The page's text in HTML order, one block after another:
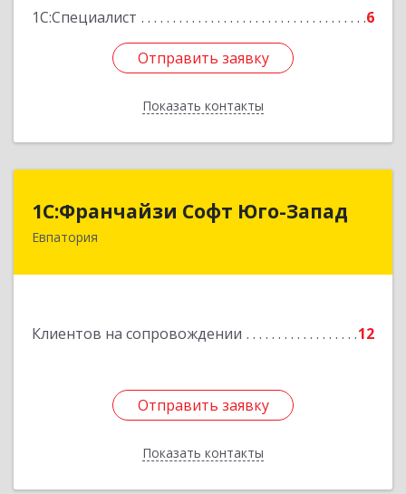
1С:Специалист
6
Отправить заявку
Показать контакты
Отправить заявку
Назад
1С:Франчайзи Софт Юго-Запад
Евпатория
Клиентов на сопровождении 12
Отправить заявку
Показать контакты
1С:Франчайзи Софт Юго-Запад
297407, Крым Респ, Евпатория г, Победы пр-кт,
Отправить заявку
Назад